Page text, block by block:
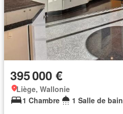
395 000 €
Liège, Wallonie
1 Chambre
1 Salle de bain